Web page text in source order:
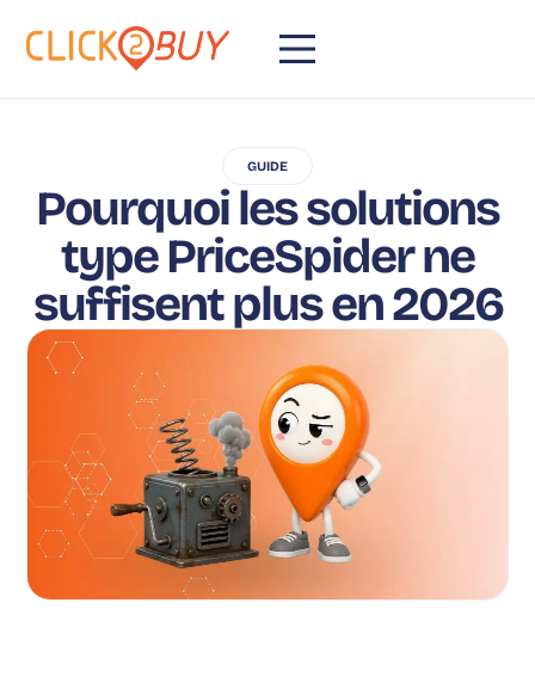
GUIDE
Pourquoi les solutions
type PriceSpider ne
suffisent plus en 2026